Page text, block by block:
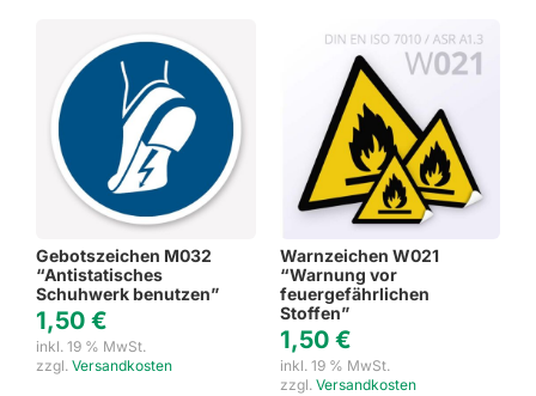
Gebotszeichen M032
“Antistatisches
Schuhwerk benutzen”
1,50 €
inkl. 19 % MwSt.
zzgl. Versandkosten
Warnzeichen W021
“Warnung vor
feuergefährlichen
Stoffen”
1,50 €
inkl. 19 % MwSt.
zzgl. Versandkosten